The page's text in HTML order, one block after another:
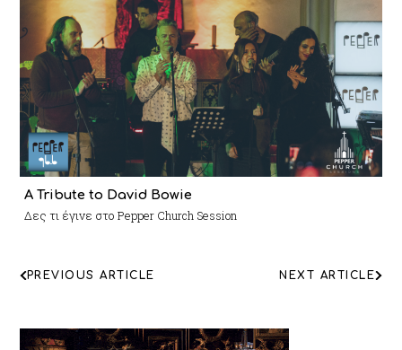
A Tribute to David Bowie
Δες τι έγινε στο Pepper Church Session
ΠΛΟΗΓΗΣΗ
NEXT ARTICLE
PREVIOUS ARTICLE